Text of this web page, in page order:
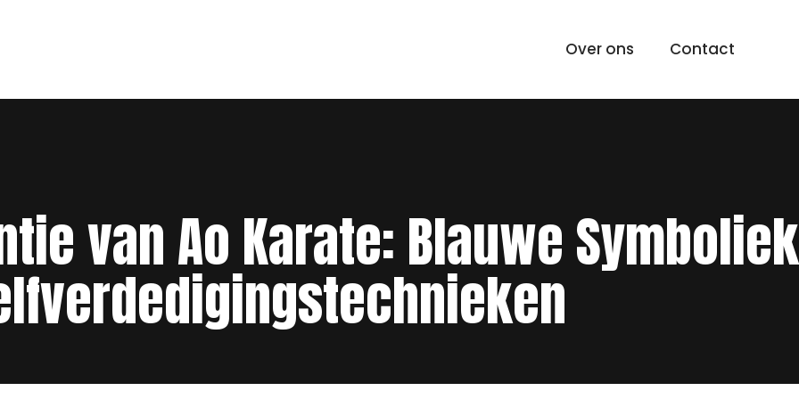
Over ons Contact
van Ao Karate: Blauwe Symboliek